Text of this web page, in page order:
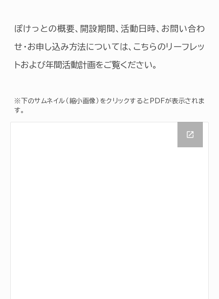
ぽけっとの概要、開設期間、活動日時、お問い合わ
せ・お申し込み方法については、こちらのリーフレッ
トおよび年間活動計画をご覧ください。
※下のサムネイル（縮小画像）をクリックするとPDFが表示されま
す。